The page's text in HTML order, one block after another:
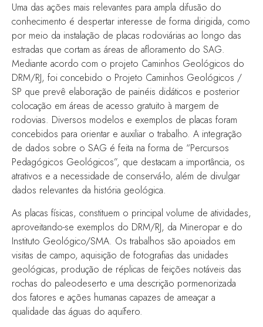
Uma das ações mais relevantes para ampla difusão do
conhecimento é despertar interesse de forma dirigida, como
por meio da instalação de placas rodoviárias ao longo das
estradas que cortam as áreas de afloramento do SAG.
Mediante acordo com o projeto Caminhos Geológicos do
DRM/RJ, foi concebido o Projeto Caminhos Geológicos /
SP que prevê elaboração de painéis didáticos e posterior
colocação em áreas de acesso gratuito à margem de
rodovias. Diversos modelos e exemplos de placas foram
concebidos para orientar e auxiliar o trabalho. A integração
de dados sobre o SAG é feita na forma de “Percursos
Pedagógicos Geológicos”, que destacam a importância, os
atrativos e a necessidade de conservá-lo, além de divulgar
dados relevantes da história geológica.
As placas físicas, constituem o principal volume de atividades,
aproveitando-se exemplos do DRM/RJ, da Mineropar e do
Instituto Geológico/SMA. Os trabalhos são apoiados em
visitas de campo, aquisição de fotografias das unidades
geológicas, produção de réplicas de feições notáveis das
rochas do paleodeserto e uma descrição pormenorizada
dos fatores e ações humanas capazes de ameaçar a
qualidade das águas do aquífero.